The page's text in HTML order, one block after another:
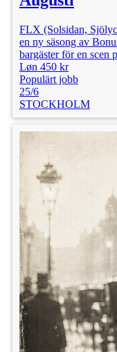
FLX (Solsidan,
en ny säsong av
bargäster för en scen
Løn 450 kr
Populärt jobb
25/6
STOCKHOLM